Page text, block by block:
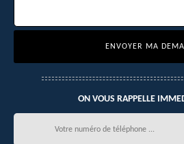
ON VOUS RAPPELLE